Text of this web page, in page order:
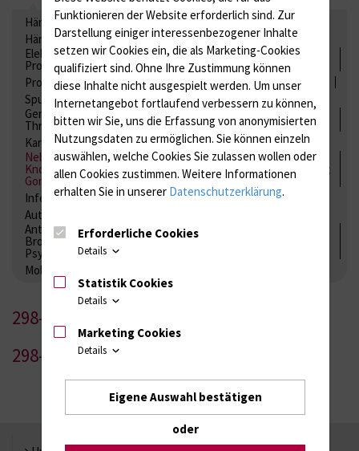
Hämatologie / Anämie
Retikulozyten
Hämoglobinelektrophorese
Liquordiagnostik
Elektrolyte, Enzyme, Substrate, Metabolite, Blutalkohol,
Proteine
Proteine
Lipide / Lipoproteine Niere / Harnwege
Spurenelemente
Säuren-Basen-Status
Gerinnung / Gerinnungsaktivierung / Gerinnungsfaktoren /
Thrombozytenfunktion / Antikoagulation
Kardiale Marker
Tumormarker
Interleukine
Nebenniere / Niere; Nebenschilddrüse ( Ca-Stoffwechsel /
Knochen; Hypophyse / Wachstum; Gestroinaltrakt / Vitamine;
Gonaden / Zyklus / Sterilität
Infektionsserologie
Allergiediagnostik
Immunologie
Autoimmundiagnostik
Antibiotika, Zystostatika, Immunsuppressiva, Amaleptika,
Bronchospasmolytika, Antiepileptika, Kardiaka,
Psychpharmaka
Molekulare Diagnostik
298-1
298-2
Funktionieren der Website erforderlich sind. Zur
Darstellung einiger interessenbezogener Inhalte
setzen wir Cookies ein, die als Marketing-Cookies
qualifiziert sind. Ohne Ihre Zustimmung können
diese Inhalte nicht ausgespielt werden. Um unser
Internetangebot fortlaufend verbessern zu können,
bitten wir Sie, uns die Erfassung von anonymisierten
Nutzungsdaten zu ermöglichen. Sie können einzeln
auswählen, welche Cookies Sie zulassen wollen oder
allen Cookies zustimmen. Weitere Informationen
erhalten Sie in unserer Datenschutzerklärung.
Erforderliche Cookies
Details
Statistik Cookies
Details
Marketing Cookies
Details
Eigene Auswahl bestätigen
oder